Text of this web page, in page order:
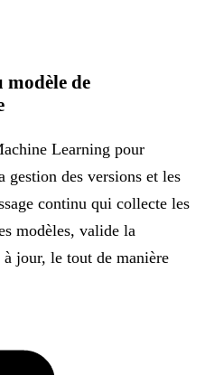
de
Learning pour
gestion des versions et les
continu qui collecte les
modèles, valide la
jour, le tout de manière